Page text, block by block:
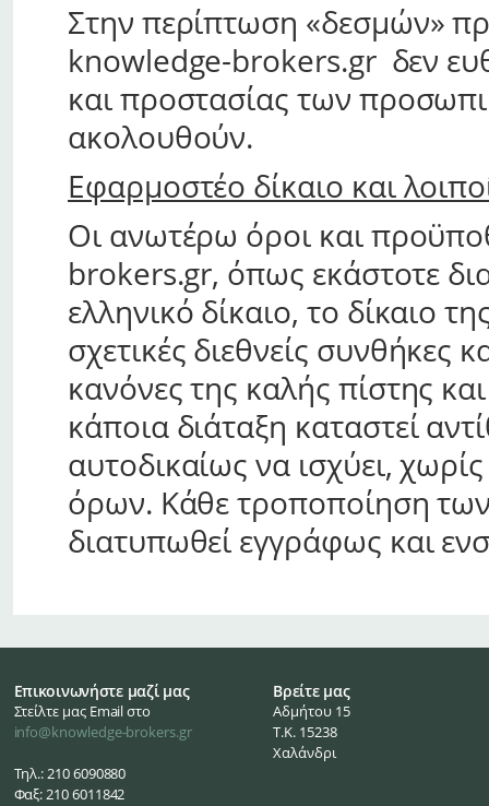
Στην περίπτωση «δεσμών»
knowledge-brokers.gr δεν
και προστασίας των
ακολουθούν.
Εφαρμοστέο δίκαιο και
Οι ανωτέρω όροι και
brokers.gr, όπως εκάστοτε
ελληνικό δίκαιο, το δίκαιο
σχετικές διεθνείς συνθήκες
κανόνες της καλής πίστης
κάποια διάταξη καταστεί
αυτοδικαίως να ισχύει,
όρων. Κάθε τροποποίηση
διατυπωθεί εγγράφως και
Επικοινωνήστε μαζί μας
Στείλτε μας Email στο
info@knowledge-brokers.gr
Τηλ.: 210 6090880
Φαξ: 210 6011842
Βρείτε μας
Αδμήτου 15
Τ.Κ. 15238
Χαλάνδρι